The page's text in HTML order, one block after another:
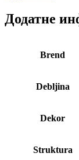
Додатне
Brend
Debljina
Dekor
Struktura